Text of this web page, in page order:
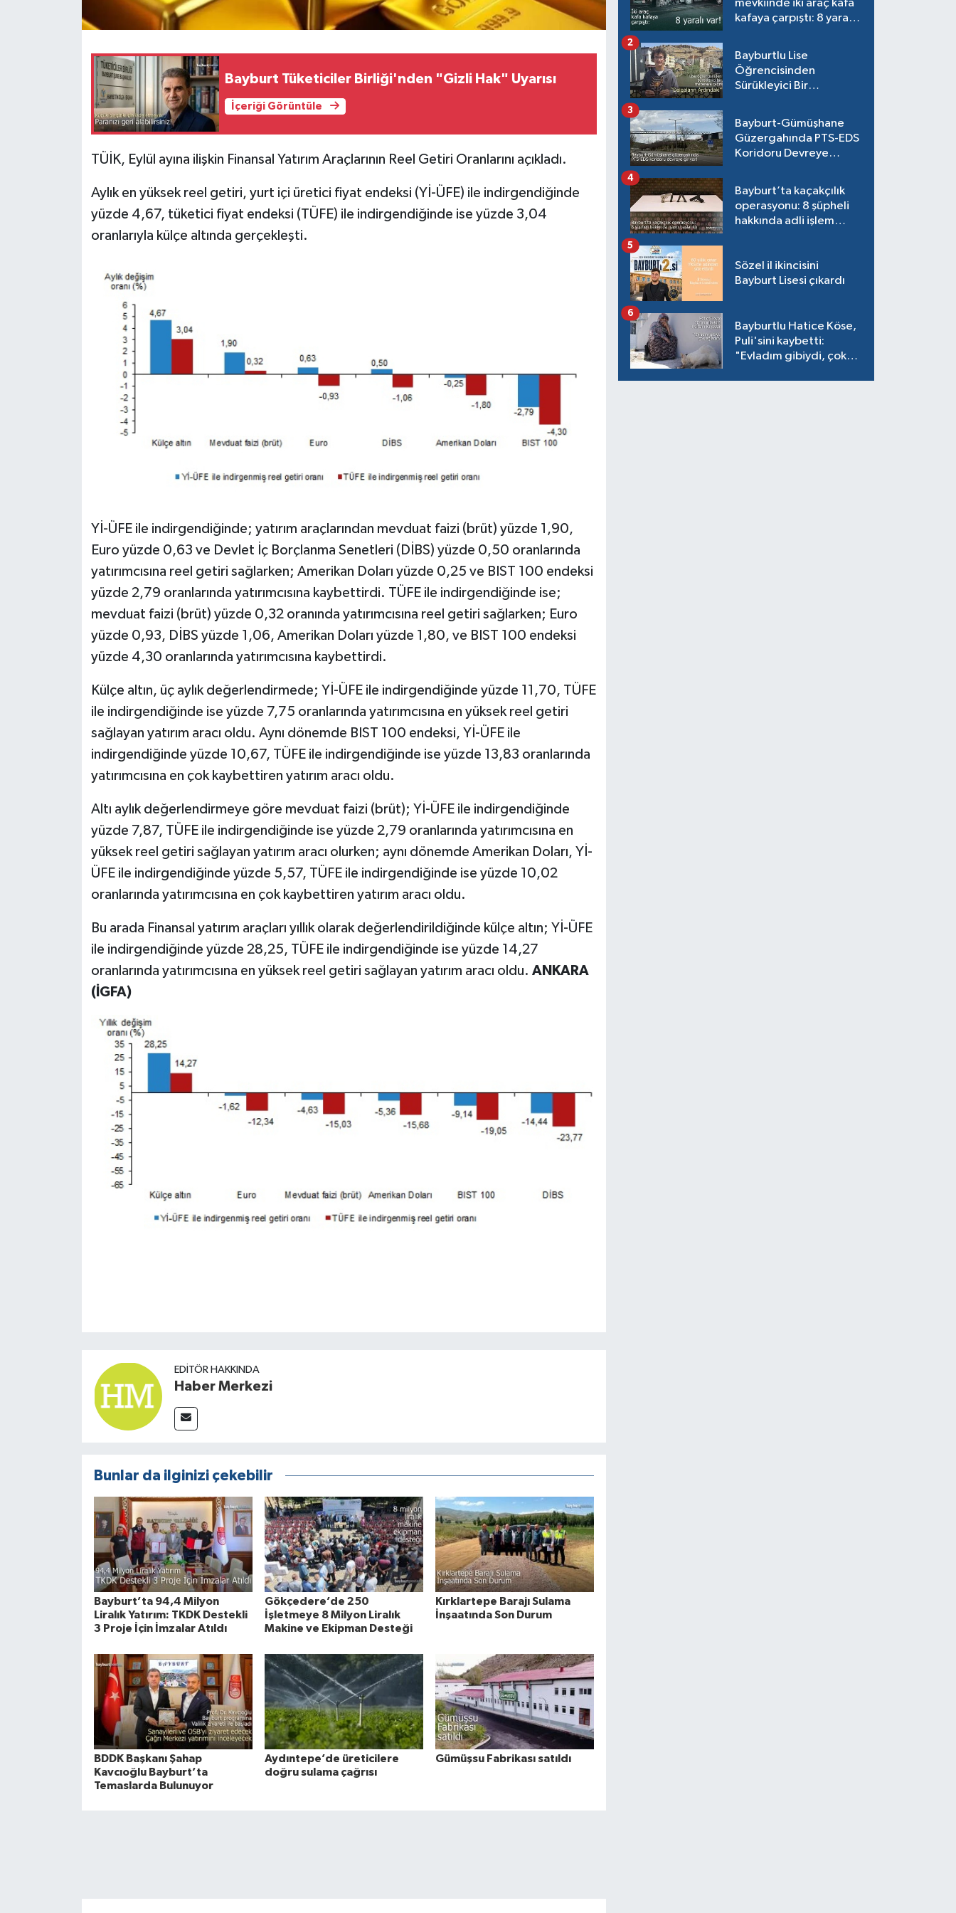
Bayburt Tüketiciler Birliği'nden "Gizli Hak" Uyarısı
İçeriği Görüntüle
TÜİK, Eylül ayına ilişkin Finansal Yatırım Araçlarının Reel Getiri Oranlarını açıkladı.
Aylık en yüksek reel getiri, yurt içi üretici fiyat endeksi (Yİ-ÜFE) ile indirgendiğinde
yüzde 4,67, tüketici fiyat endeksi (TÜFE) ile indirgendiğinde ise yüzde 3,04
oranlarıyla külçe altında gerçekleşti.
Yİ-ÜFE ile indirgendiğinde; yatırım araçlarından mevduat faizi (brüt) yüzde 1,90,
Euro yüzde 0,63 ve Devlet İç Borçlanma Senetleri (DİBS) yüzde 0,50 oranlarında
yatırımcısına reel getiri sağlarken; Amerikan Doları yüzde 0,25 ve BIST 100 endeksi
yüzde 2,79 oranlarında yatırımcısına kaybettirdi. TÜFE ile indirgendiğinde ise;
mevduat faizi (brüt) yüzde 0,32 oranında yatırımcısına reel getiri sağlarken; Euro
yüzde 0,93, DİBS yüzde 1,06, Amerikan Doları yüzde 1,80, ve BIST 100 endeksi
yüzde 4,30 oranlarında yatırımcısına kaybettirdi.
Külçe altın, üç aylık değerlendirmede; Yİ-ÜFE ile indirgendiğinde yüzde 11,70, TÜFE
ile indirgendiğinde ise yüzde 7,75 oranlarında yatırımcısına en yüksek reel getiri
sağlayan yatırım aracı oldu. Aynı dönemde BIST 100 endeksi, Yİ-ÜFE ile
indirgendiğinde yüzde 10,67, TÜFE ile indirgendiğinde ise yüzde 13,83 oranlarında
yatırımcısına en çok kaybettiren yatırım aracı oldu.
Altı aylık değerlendirmeye göre mevduat faizi (brüt); Yİ-ÜFE ile indirgendiğinde
yüzde 7,87, TÜFE ile indirgendiğinde ise yüzde 2,79 oranlarında yatırımcısına en
yüksek reel getiri sağlayan yatırım aracı olurken; aynı dönemde Amerikan Doları, Yİ-
ÜFE ile indirgendiğinde yüzde 5,57, TÜFE ile indirgendiğinde ise yüzde 10,02
oranlarında yatırımcısına en çok kaybettiren yatırım aracı oldu.
Bu arada Finansal yatırım araçları yıllık olarak değerlendirildiğinde külçe altın; Yİ-ÜFE
ile indirgendiğinde yüzde 28,25, TÜFE ile indirgendiğinde ise yüzde 14,27
oranlarında yatırımcısına en yüksek reel getiri sağlayan yatırım aracı oldu. ANKARA
(İGFA)
EDITÖR HAKKINDA
Haber Merkezi
Bunlar da ilginizi çekebilir
Bayburt’ta 94,4 Milyon
Liralık Yatırım: TKDK Destekli
3 Proje İçin İmzalar Atıldı
Gökçedere’de 250
İşletmeye 8 Milyon Liralık
Makine ve Ekipman Desteği
Kırklartepe Barajı Sulama
İnşaatında Son Durum
BDDK Başkanı Şahap
Kavcıoğlu Bayburt’ta
Temaslarda Bulunuyor
Aydıntepe’de üreticilere
doğru sulama çağrısı
Gümüşsu Fabrikası satıldı
mevkiinde iki araç kafa
kafaya çarpıştı: 8 yaralı
Bayburtlu Lise
Öğrencisinden
Sürükleyici Bir
2
Bayburt-Gümüşhane
Güzergahında PTS-EDS
Koridoru Devreye
3
Bayburt’ta kaçakçılık
operasyonu: 8 şüpheli
hakkında adli işlem
4
Sözel il ikincisini
Bayburt Lisesi çıkardı
5
Bayburtlu Hatice Köse,
Puli'sini kaybetti:
"Evladım gibiydi, çok
6